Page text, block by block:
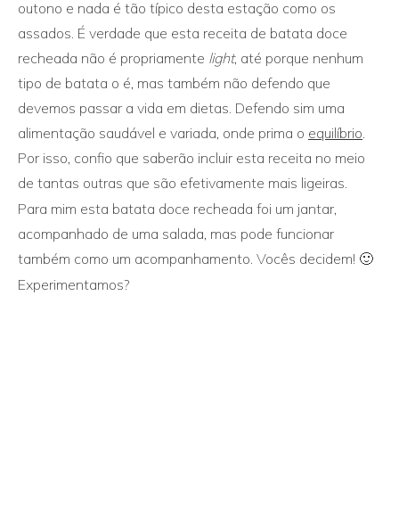
outono e nada é tão típico desta estação como os
assados. É verdade que esta receita de batata doce
recheada não é propriamente light, até porque nenhum
tipo de batata o é, mas também não defendo que
devemos passar a vida em dietas. Defendo sim uma
alimentação saudável e variada, onde prima o equilíbrio
Por isso, confio que saberão incluir esta receita no meio
de tantas outras que são efetivamente mais ligeiras.
Para mim esta batata doce recheada foi um jantar,
acompanhado de uma salada, mas pode funcionar
também como um acompanhamento. Vocês decidem! 🙂
Experimentamos?